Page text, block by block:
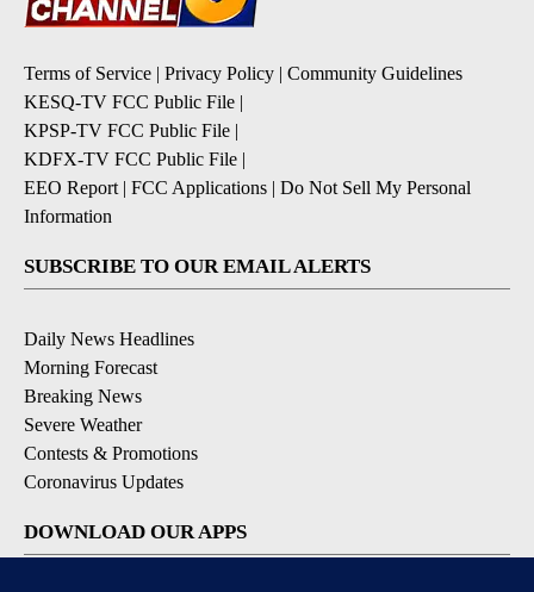
Terms of Service | Privacy Policy | Community Guidelines
KESQ-TV FCC Public File |
KPSP-TV FCC Public File |
KDFX-TV FCC Public File |
EEO Report | FCC Applications | Do Not Sell My Personal
Information
SUBSCRIBE TO OUR EMAIL ALERTS
Daily News Headlines
Morning Forecast
Breaking News
Severe Weather
Contests & Promotions
Coronavirus Updates
DOWNLOAD OUR APPS